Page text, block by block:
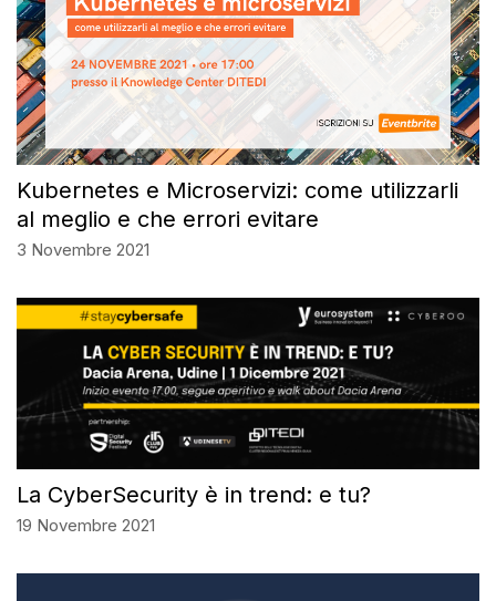
Kubernetes e Microservizi: come utilizzarli
al meglio e che errori evitare
3 Novembre 2021
La CyberSecurity è in trend: e tu?
19 Novembre 2021